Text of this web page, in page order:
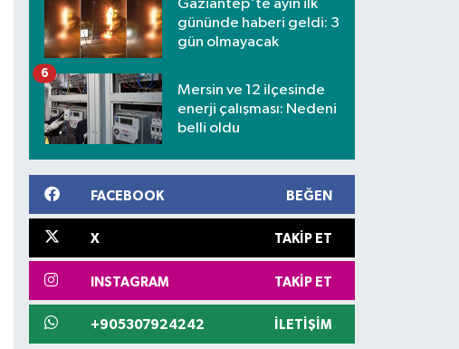
Gaziantep'te ayın ilk
gününde haberi geldi: 3
gün olmayacak
Mersin ve 12 ilçesinde
enerji çalışması: Nedeni
belli oldu
6
FACEBOOK BEĞEN
X TAKIP ET
INSTAGRAM TAKIP ET
+905307924242 İLETIŞIM